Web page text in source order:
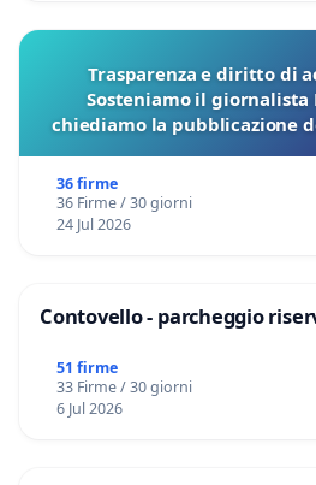
Trasparenza e diritto di
Sosteniamo il giornalista
chiediamo la pubblicazione
36 firme
36 Firme / 30 giorni
24 Jul 2026
Contovello - parcheggio
51 firme
33 Firme / 30 giorni
6 Jul 2026